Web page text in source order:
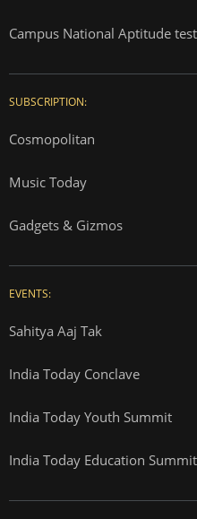
Campus National Aptitude test
SUBSCRIPTION:
Cosmopolitan
Music Today
Gadgets & Gizmos
EVENTS:
Sahitya Aaj Tak
India Today Conclave
India Today Youth Summit
India Today Education Summit